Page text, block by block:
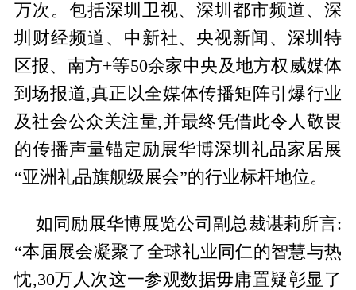
万次。包括深圳卫视、深圳都市频道、深
圳财经频道、中新社、央视新闻、深圳特
区报、南方+等50余家中央及地方权威媒体
到场报道,真正以全媒体传播矩阵引爆行业
及社会公众关注量,并最终凭借此令人敬畏
的传播声量锚定励展华博深圳礼品家居展
“亚洲礼品旗舰级展会”的行业标杆地位。
如同励展华博展览公司副总裁谌莉所言:
“本届展会凝聚了全球礼业同仁的智慧与热
忱,30万人次这一参观数据毋庸置疑彰显了